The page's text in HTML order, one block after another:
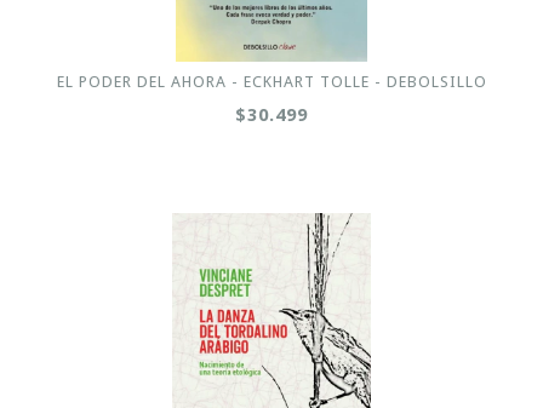
EL PODER DEL AHORA - ECKHART TOLLE - DEBOLSILLO
$30.499